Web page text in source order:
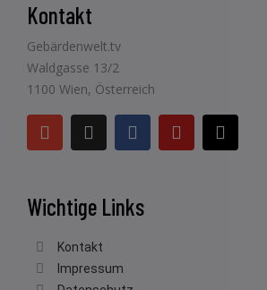
Kontakt
Gebärdenwelt.tv
Waldgasse 13/2
1100 Wien, Österreich
Wichtige Links
Kontakt
Impressum